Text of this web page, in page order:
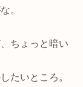
。
ちょっと暗い
たいところ。